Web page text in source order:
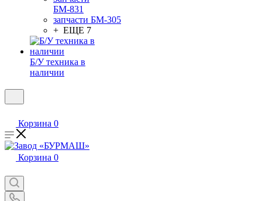
БМ-831
запчасти БМ-305
+ ЕЩЕ 7
Б/У техника в
наличии
Корзина 0
Корзина 0